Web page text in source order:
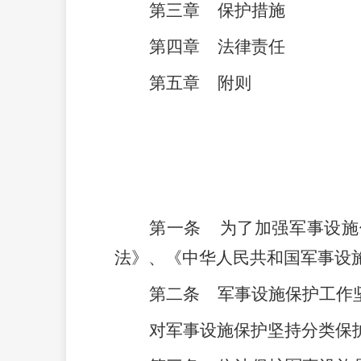
第三章
保护措施
第四章
法律责任
第五章
附则
第一条
为了加强军事设
法》、《中华人民共和国军事设
第二条
军事设施保护工作
对军事设施保护坚持分类保